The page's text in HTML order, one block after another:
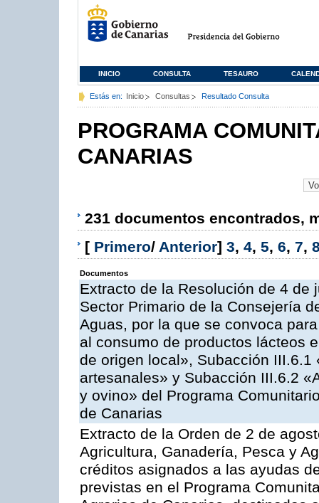
INICIO CONSULTA TESAURO
Estás en: Inicio Consultas Resultado Consulta
PROGRAMA
CANARIAS
231 documentos encontrados,
[ Primero/ Anterior] 3, 4, 5, 6, 7,
Documentos
Extracto de la Resolución de 4
Sector Primario de la Consejería
Aguas, por la que se convoca
al consumo de productos lácteos
de origen local», Subacción
artesanales» y Subacción III.6.2
y ovino» del Programa
de Canarias
Extracto de la Orden de 2 de
Agricultura, Ganadería, Pesca y
créditos asignados a las ayudas
previstas en el Programa